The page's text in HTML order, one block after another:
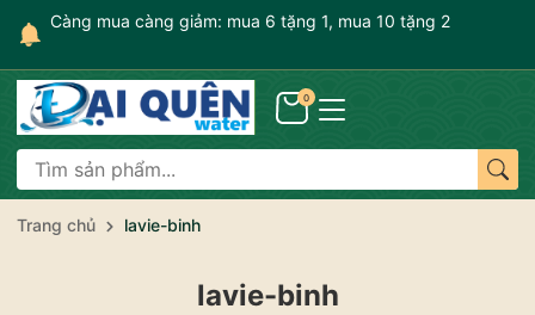
Càng mua càng giảm: mua 6 tặng 1, mua 10 tặng 2
0
Trang chủ lavie-binh
lavie-binh